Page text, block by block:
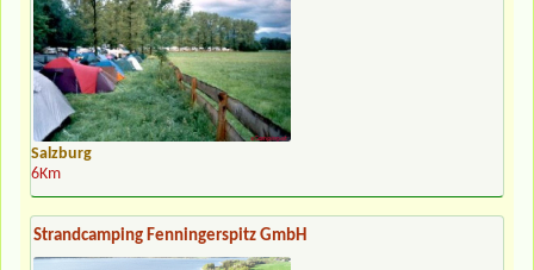
Salzburg
6Km
Strandcamping Fenningerspitz GmbH